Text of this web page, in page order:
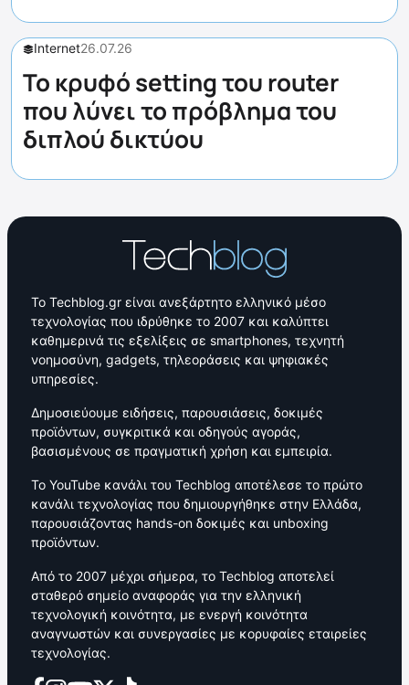
Internet26.07.26
Το κρυφό setting του router
που λύνει το πρόβλημα του
διπλού δικτύου
Το Techblog.gr είναι ανεξάρτητο ελληνικό μέσο
τεχνολογίας που ιδρύθηκε το 2007 και καλύπτει
καθημερινά τις εξελίξεις σε smartphones, τεχνητή
νοημοσύνη, gadgets, τηλεοράσεις και ψηφιακές
υπηρεσίες.
Δημοσιεύουμε ειδήσεις, παρουσιάσεις, δοκιμές
προϊόντων, συγκριτικά και οδηγούς αγοράς,
βασισμένους σε πραγματική χρήση και εμπειρία.
Το YouTube κανάλι του Techblog αποτέλεσε το πρώτο
κανάλι τεχνολογίας που δημιουργήθηκε στην Ελλάδα,
παρουσιάζοντας hands-on δοκιμές και unboxing
προϊόντων.
Από το 2007 μέχρι σήμερα, το Techblog αποτελεί
σταθερό σημείο αναφοράς για την ελληνική
τεχνολογική κοινότητα, με ενεργή κοινότητα
αναγνωστών και συνεργασίες με κορυφαίες εταιρείες
τεχνολογίας.